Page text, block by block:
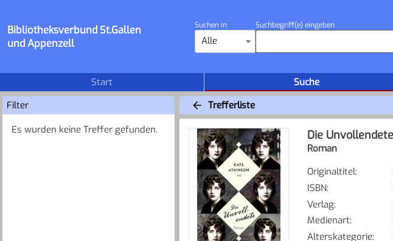
Bibliotheksverbund St.Gallen
und Appenzell
Suchen in
Alle
Suchbegriff(e) eingeben
Start Suche
Filter
Es wurden keine Treffer gefunden.
Trefferliste
Die Unvollendete
Roman
Originaltitel:
ISBN:
Verlag:
Medienart:
Alterskategorie: